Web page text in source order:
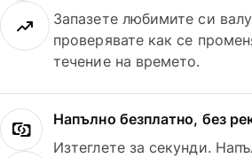
Запазете любимите си
проверявате как се
течение на времето.
Напълно безплатно, без
Изтеглете за секунди.